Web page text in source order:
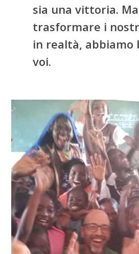
sia una vittoria.
trasformare i
in realtà, abbiamo
voi.